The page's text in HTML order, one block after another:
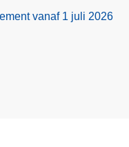
vanaf 1 juli 2026